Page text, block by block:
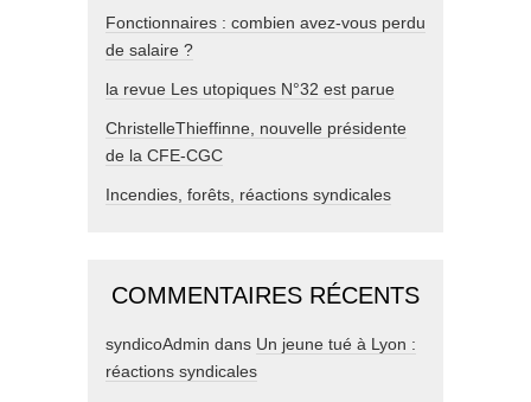
Fonctionnaires : combien avez-vous perdu
de salaire ?
la revue Les utopiques N°32 est parue
ChristelleThieffinne, nouvelle présidente
de la CFE-CGC
Incendies, forêts, réactions syndicales
COMMENTAIRES RÉCENTS
syndicoAdmin dans Un jeune tué à Lyon :
réactions syndicales